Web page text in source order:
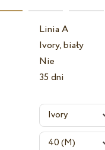
Linia A
Ivory, biały
Nie
35 dni